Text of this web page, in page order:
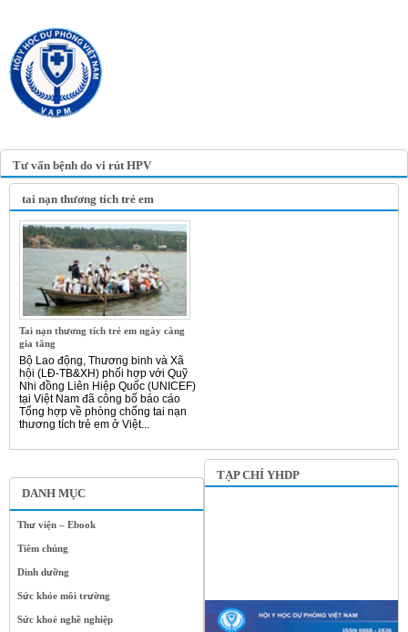
Tư vấn bệnh do vi rút HPV
DANH MỤC
Thư viện – Ebook
Tiêm chủng
Dinh dưỡng
Sức khỏe môi trường
Sức khoẻ nghề nghiệp
tai nạn thương tích trẻ em
Tai nạn thương tích trẻ em ngày càng
gia tăng
Bộ Lao động, Thương binh và Xã
hội (LĐ-TB&XH) phối hợp với Quỹ
Nhi đồng Liên Hiệp Quốc (UNICEF)
tại Việt Nam đã công bố báo cáo
Tổng hợp về phòng chống tai nạn
thương tích trẻ em ở Việt...
TẠP CHÍ YHDP